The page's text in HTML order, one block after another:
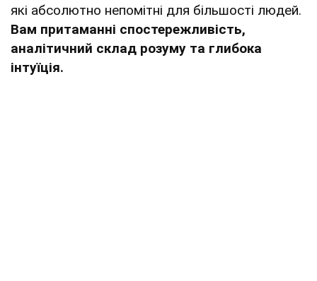
які абсолютно непомітні для більшості людей.
Вам притаманні спостережливість,
аналітичний склад розуму та глибока
інтуїція.